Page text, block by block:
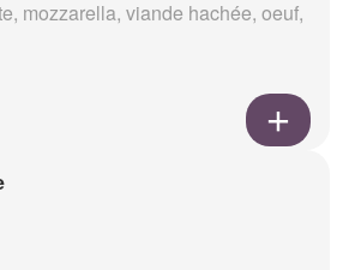
mozzarella, viande hachée, oeuf,